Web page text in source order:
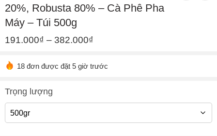
20%, Robusta 80% – Cà Phê Pha
Máy – Túi 500g
191.000₫ – 382.000₫
18 đơn được đặt 5 giờ trước
Trọng lượng